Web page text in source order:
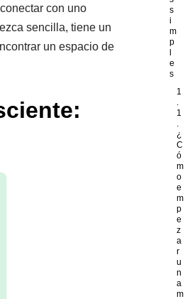
con uno
sencilla, tiene un
un espacio de
s
i
m
p
e
s
1
.
1
.
¿
C
ó
m
o
e
m
p
e
z
a
r
u
n
a
m